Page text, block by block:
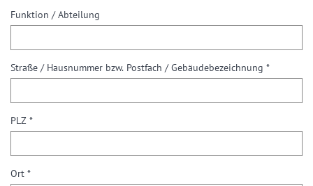
Funktion / Abteilung
Straße / Hausnummer bzw. Postfach / Gebäudebezeichnung *
PLZ *
Ort *